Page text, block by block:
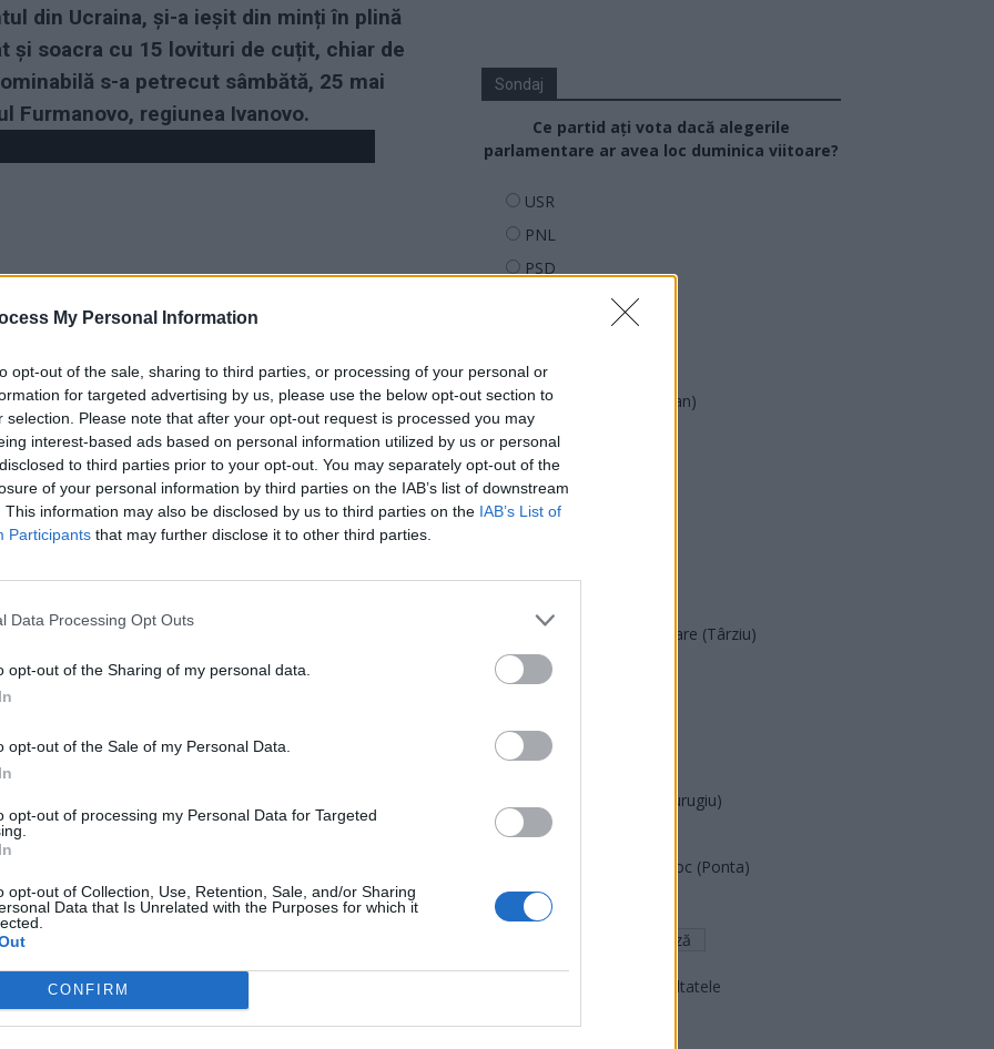
My Personal Information
opt-out of the sale, sharing to third parties, or processing of your personal or
for targeted advertising by us, please use the below opt-out section to
selection. Please note that after your opt-out request is processed you may
interest-based ads based on personal information utilized by us or personal
to third parties prior to your opt-out. You may separately opt-out of the
of your personal information by third parties on the IAB’s list of downstream
This information may also be disclosed by us to third parties on the IAB’s List of
Participants that may further disclose it to other third parties.
Data Processing Opt Outs
opt-out of the Sharing of my personal data.
opt-out of the Sale of my Personal Data.
opt-out of processing my Personal Data for Targeted
opt-out of Collection, Use, Retention, Sale, and/or Sharing
Data that Is Unrelated with the Purposes for which it
CONFIRM
din Ucraina, și-a ieșit din minți în plină
și soacra cu 15 lovituri de cuțit, chiar de
s-a petrecut sâmbătă, 25 mai
Furmanovo, regiunea Ivanovo.
de ani. Conformcanalului de Telegram „Știri din
și retragă plângerea depusă anterior la poliție în
a urmat măcelul. Femeile au ajuns în stare
polițiștii l-au prins la scurtă vreme și l-au băgat în
de omor.
Mai mult, el ar fi încercat să-și sugrume nevasta.
Sondaj
Ce partid ați vota dacă alegerile
parlamentare ar avea loc duminica viitoare?
USR
PNL
PSD
PMP (Tomac)
Forța Dreptei (L. Orban)
PNȚMM
REPER
SENS
Acțiunea Conservatoare (Târziu)
PDF (Lazarus)
PNȚCD (Pavelescu)
PNCR (Terheș)
Partidul Patrioților (Surugiu)
FAR (Coarnă)
România pe Primul Loc (Ponta)
Altul
Arată rezultatele